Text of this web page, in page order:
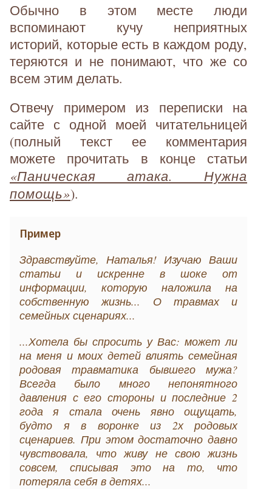
Обычно в этом месте люди
вспоминают кучу неприятных
историй, которые есть в каждом роду,
теряются и не понимают, что же со
всем этим делать.
Отвечу примером из переписки на
сайте с одной моей читательницей
(полный текст ее комментария
можете прочитать в конце статьи
«Паническая атака. Нужна
помощь»).
Пример
Здравствуйте, Наталья! Изучаю Ваши
статьи и искренне в шоке от
информации, которую наложила на
собственную жизнь... О травмах и
семейных сценариях...
...Хотела бы спросить у Вас: может ли
на меня и моих детей влиять семейная
родовая травматика бывшего мужа?
Всегда было много непонятного
давления с его стороны и последние 2
года я стала очень явно ощущать,
будто я в воронке из 2х родовых
сценариев. При этом достаточно давно
чувствовала, что живу не свою жизнь
совсем, списывая это на то, что
потеряла себя в детях...